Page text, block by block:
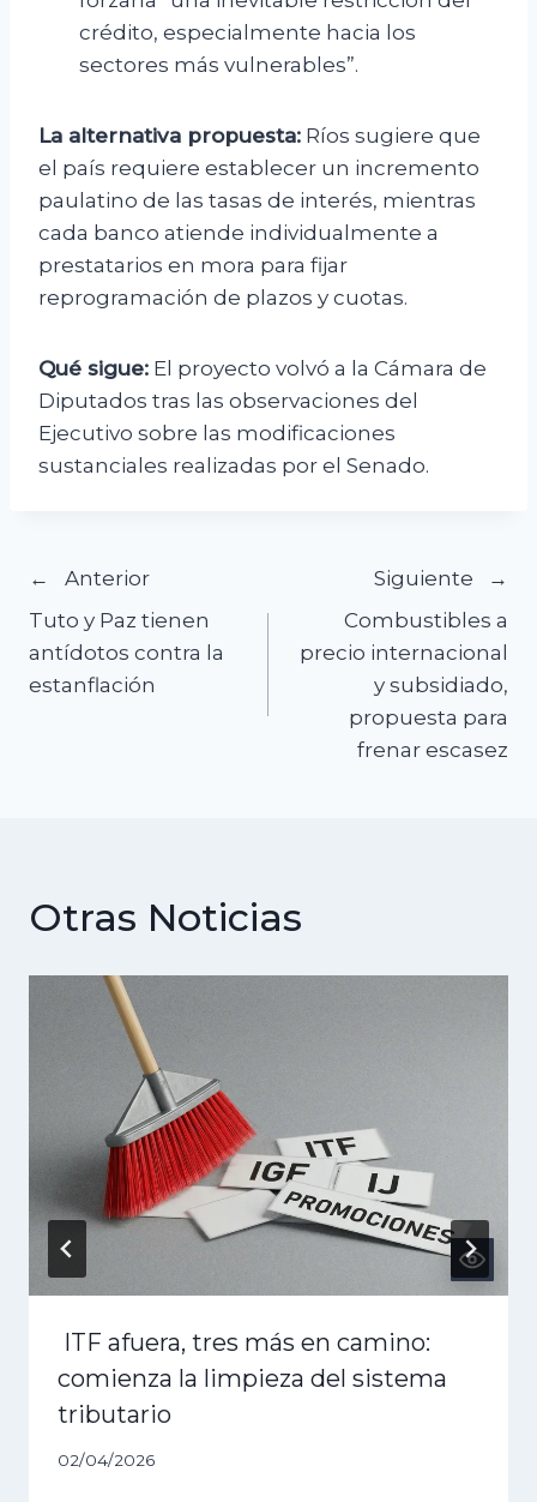
crédito, especialmente hacia los
sectores más vulnerables”.
La alternativa propuesta: Ríos sugiere que
el país requiere establecer un incremento
paulatino de las tasas de interés, mientras
cada banco atiende individualmente a
prestatarios en mora para fijar
reprogramación de plazos y cuotas.
Qué sigue: El proyecto volvó a la Cámara de
Diputados tras las observaciones del
Ejecutivo sobre las modificaciones
sustanciales realizadas por el Senado.
Navegación
de
entradas
Anterior
Tuto y Paz tienen
antídotos contra la
estanflación
Siguiente
Combustibles a
precio internacional
y subsidiado,
propuesta para
frenar escasez
Otras Noticias
ITF afuera, tres más en camino:
comienza la limpieza del sistema
tributario
02/04/2026